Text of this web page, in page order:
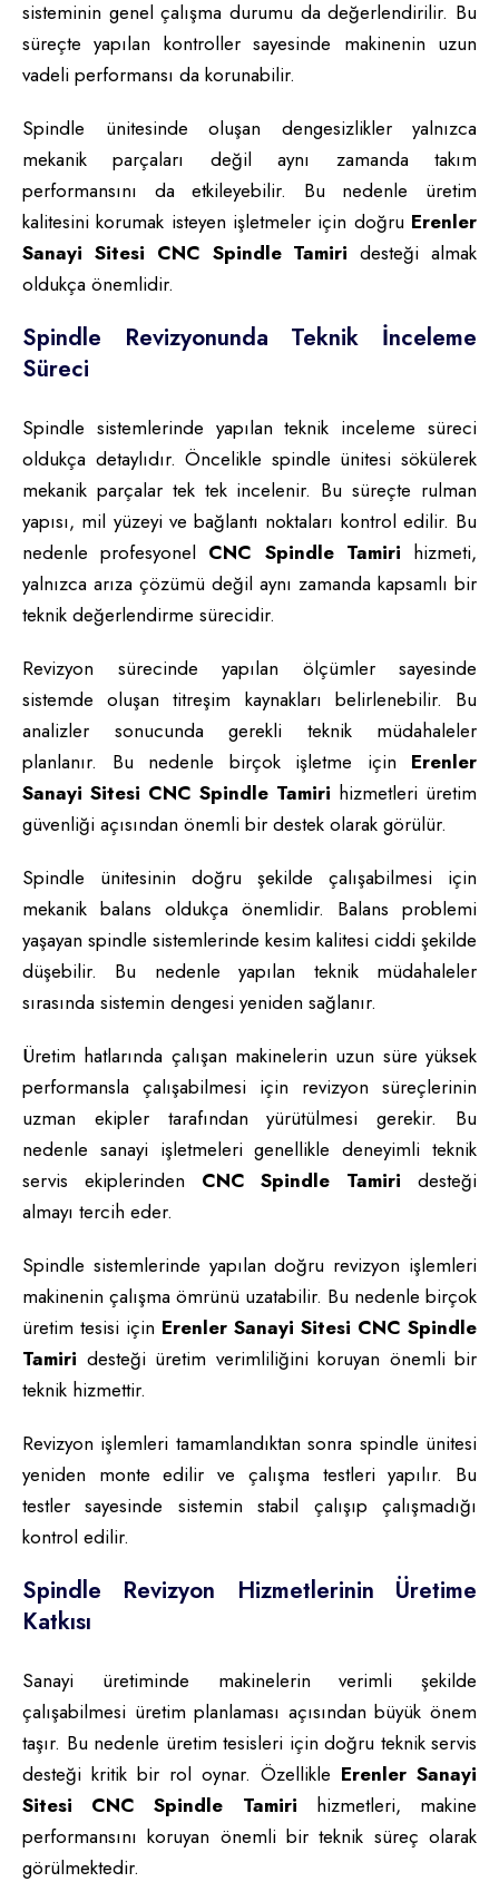
sisteminin genel çalışma durumu da değerlendirilir. Bu
süreçte yapılan kontroller sayesinde makinenin uzun
vadeli performansı da korunabilir.
Spindle ünitesinde oluşan dengesizlikler yalnızca
mekanik parçaları değil aynı zamanda takım
performansını da etkileyebilir. Bu nedenle üretim
kalitesini korumak isteyen işletmeler için doğru Erenler
Sanayi Sitesi CNC Spindle Tamiri desteği almak
oldukça önemlidir.
Spindle Revizyonunda Teknik İnceleme
Süreci
Spindle sistemlerinde yapılan teknik inceleme süreci
oldukça detaylıdır. Öncelikle spindle ünitesi sökülerek
mekanik parçalar tek tek incelenir. Bu süreçte rulman
yapısı, mil yüzeyi ve bağlantı noktaları kontrol edilir. Bu
nedenle profesyonel CNC Spindle Tamiri hizmeti,
yalnızca arıza çözümü değil aynı zamanda kapsamlı bir
teknik değerlendirme sürecidir.
Revizyon sürecinde yapılan ölçümler sayesinde
sistemde oluşan titreşim kaynakları belirlenebilir. Bu
analizler sonucunda gerekli teknik müdahaleler
planlanır. Bu nedenle birçok işletme için Erenler
Sanayi Sitesi CNC Spindle Tamiri hizmetleri üretim
güvenliği açısından önemli bir destek olarak görülür.
Spindle ünitesinin doğru şekilde çalışabilmesi için
mekanik balans oldukça önemlidir. Balans problemi
yaşayan spindle sistemlerinde kesim kalitesi ciddi şekilde
düşebilir. Bu nedenle yapılan teknik müdahaleler
sırasında sistemin dengesi yeniden sağlanır.
Üretim hatlarında çalışan makinelerin uzun süre yüksek
performansla çalışabilmesi için revizyon süreçlerinin
uzman ekipler tarafından yürütülmesi gerekir. Bu
nedenle sanayi işletmeleri genellikle deneyimli teknik
servis ekiplerinden CNC Spindle Tamiri desteği
almayı tercih eder.
Spindle sistemlerinde yapılan doğru revizyon işlemleri
makinenin çalışma ömrünü uzatabilir. Bu nedenle birçok
üretim tesisi için Erenler Sanayi Sitesi CNC Spindle
Tamiri desteği üretim verimliliğini koruyan önemli bir
teknik hizmettir.
Revizyon işlemleri tamamlandıktan sonra spindle ünitesi
yeniden monte edilir ve çalışma testleri yapılır. Bu
testler sayesinde sistemin stabil çalışıp çalışmadığı
kontrol edilir.
Spindle Revizyon Hizmetlerinin Üretime
Katkısı
Sanayi üretiminde makinelerin verimli şekilde
çalışabilmesi üretim planlaması açısından büyük önem
taşır. Bu nedenle üretim tesisleri için doğru teknik servis
desteği kritik bir rol oynar. Özellikle Erenler Sanayi
Sitesi CNC Spindle Tamiri hizmetleri, makine
performansını koruyan önemli bir teknik süreç olarak
görülmektedir.